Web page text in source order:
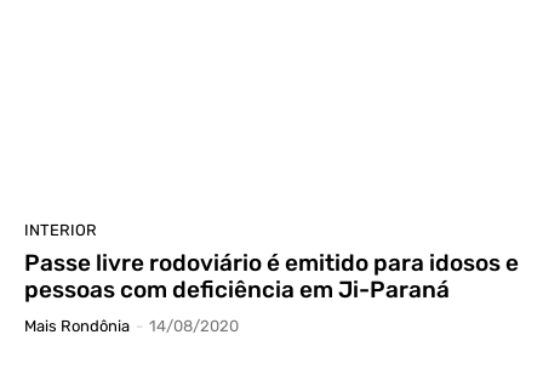
INTERIOR
Passe livre rodoviário é emitido para idosos e
pessoas com deficiência em Ji-Paraná
Mais Rondônia - 14/08/2020